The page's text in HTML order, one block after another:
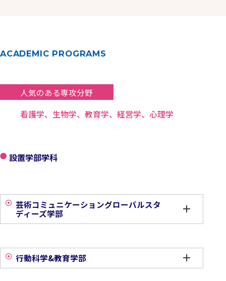
ACADEMIC PROGRAMS
人気のある専攻分野
看護学、生物学、教育学、経営学、心理学
設置学部学科
芸術コミュニケーショングローバルスタ
ディーズ学部
行動科学&教育学部